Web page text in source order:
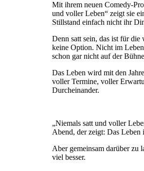
Mit ihrem neuen Comedy-
und voller Leben“ zeigt sie
Stillstand einfach nicht ihr
Denn satt sein, das ist für die
keine Option. Nicht im
schon gar nicht auf der
Das Leben wird mit den
voller Termine, voller
Durcheinander.
„Niemals satt und voller
Abend, der zeigt: Das Leben
Aber gemeinsam darüber zu
viel besser.